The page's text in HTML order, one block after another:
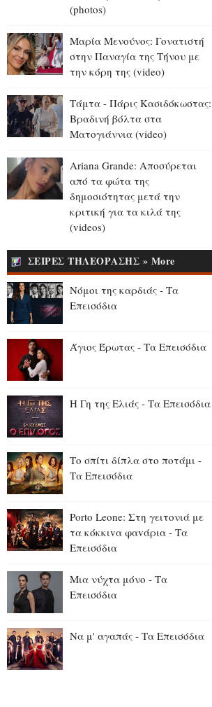
Αύγουστος 05, 2026
τον Δία που τσακώνεται με
τον Χριστό για... τους
followers» (video)
ΔΥΠΑ: Επιπλέον 8.000
επιδοτούμενες θέσεις στο
ανέργων 55 ετών και άνω
Αύγουστος 05, 2026
13 και 15 Αυγούστου: Η ΕΡΤ
στην Ίμβρο για τον
επέτειο των 65 ετών
Ιερωσύνης του Οικουμενικού
Πατριάρχου
Αύγουστος 05, 2026
Πάρο: «Μια όμορφη μέρα
Αύγουστος 05, 2026
μπέρδεψαν με κάποιον άλλο
και τον «γάζωσαν» με
Αύγουστος 05, 2026
«Κρίνο και Αγκάθι»: Το
πρώτο backstage φωτογραφικό
(trailer+photos)
Αύγουστος 05, 2026
(photos)
Μαρία Μενούνος: Γονατιστή
στην Παναγία της Τήνου με
την κόρη της (video)
Τάμτα - Πάρις Κασιδόκωστας:
Βραδινή βόλτα στα
Ματογιάννια (video)
Ariana Grande: Αποσύρεται
από τα φώτα της
δημοσιότητας μετά την
κριτική για τα κιλά της
(videos)
ΣΕΙΡΕΣ ΤΗΛΕΟΡΑΣΗΣ » More
Νόμοι της καρδιάς - Τα
Επεισόδια
Άγιος Έρωτας - Τα Επεισόδια
Η Γη της Ελιάς - Τα Επεισόδια
Το σπίτι δίπλα στο ποτάμι -
Τα Επεισόδια
Porto Leone: Στη γειτονιά με
τα κόκκιvα φαvάρια - Τα
Επεισόδια
Μια νύχτα μόνο - Τα
Επεισόδια
Να μ' αγαπάς - Τα Επεισόδια